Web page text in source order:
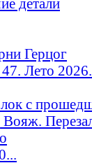
Герцог
Лето
с